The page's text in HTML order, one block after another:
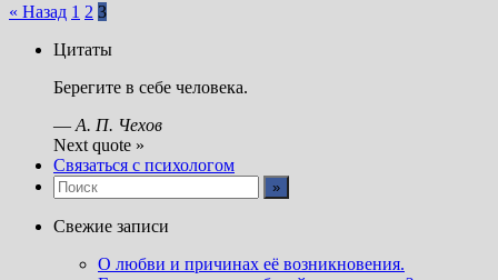
Пагинация
записей
« Назад 1 2 3
Цитаты
Берегите в себе человека.
— А. П. Чехов
Next quote »
Связаться с психологом
Свежие записи
О любви и причинах её возникновения.